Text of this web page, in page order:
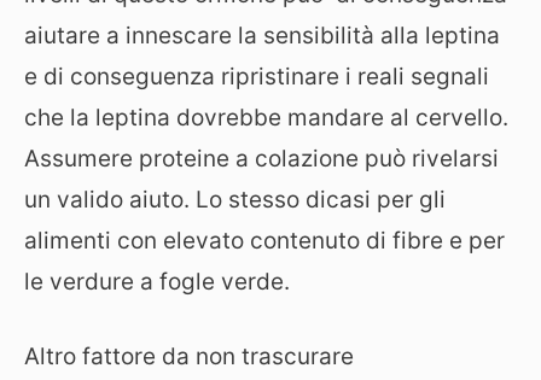
aiutare a innescare la sensibilità alla leptina
e di conseguenza ripristinare i reali segnali
che la leptina dovrebbe mandare al cervello.
Assumere proteine a colazione può rivelarsi
un valido aiuto. Lo stesso dicasi per gli
alimenti con elevato contenuto di fibre e per
le verdure a fogle verde.
Altro fattore da non trascurare